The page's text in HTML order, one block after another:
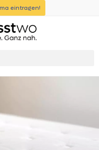
eintragen!